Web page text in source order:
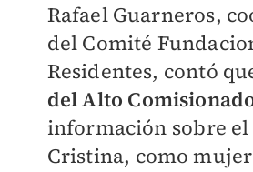
Rafael Guarneros,
del Comité
Residentes, contó
del Alto
información sobre el
Cristina, como